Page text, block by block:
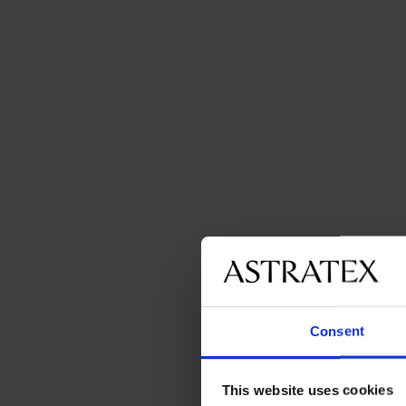
Consent
This website uses cookies